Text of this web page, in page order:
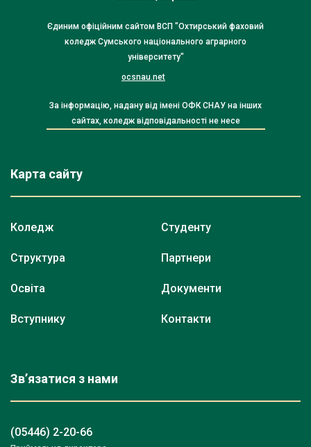
Єдиним офіційним сайтом ВСП "Охтирський фаховий
коледж Сумського національного аграрного
університету"
ocsnau.net
За інформацію, надану від імені ОФК СНАУ на інших
сайтах, коледж відповідальності не несе
Карта сайту
Коледж
Структура
Освіта
Вступнику
Студенту
Партнери
Документи
Контакти
Зв’язатися з нами
(05446) 2-20-66